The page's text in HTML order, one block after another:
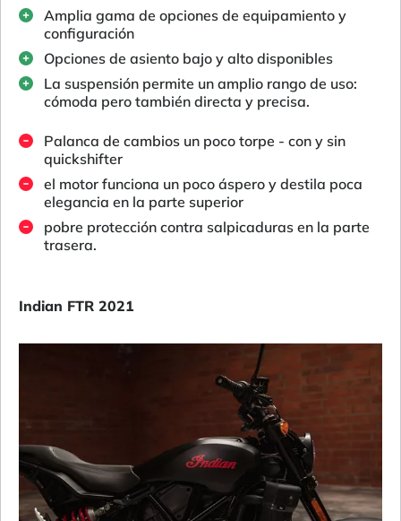
Amplia gama de opciones de equipamiento y
configuración
Opciones de asiento bajo y alto disponibles
La suspensión permite un amplio rango de uso:
cómoda pero también directa y precisa.
Palanca de cambios un poco torpe - con y sin
quickshifter
el motor funciona un poco áspero y destila poca
elegancia en la parte superior
pobre protección contra salpicaduras en la parte
trasera.
Indian FTR 2021